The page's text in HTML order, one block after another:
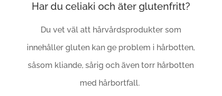
Har du celiaki och äter glutenfritt?
Du vet väl att hårvårdsprodukter som
innehåller gluten kan ge problem i hårbotten,
såsom kliande, sårig och även torr hårbotten
med hårbortfall.